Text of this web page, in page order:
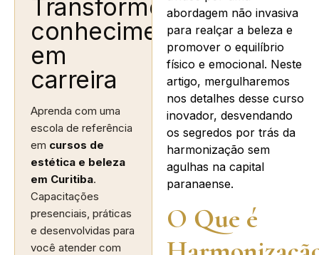
Transforme
conhecimento
em
carreira
Aprenda com uma
escola de referência
em cursos de
estética e beleza
em Curitiba.
Capacitações
presenciais, práticas
e desenvolvidas para
você atender com
abordagem não invasiva
para realçar a beleza e
promover o equilíbrio
físico e emocional. Neste
artigo, mergulharemos
nos detalhes desse curso
inovador, desvendando
os segredos por trás da
harmonização sem
agulhas na capital
paranaense.
O Que é